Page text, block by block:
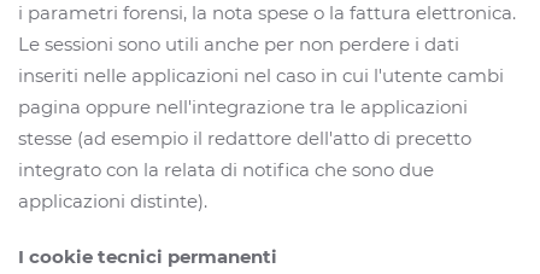
i parametri forensi, la nota spese o la fattura elettronica.
Le sessioni sono utili anche per non perdere i dati
inseriti nelle applicazioni nel caso in cui l'utente cambi
pagina oppure nell'integrazione tra le applicazioni
stesse (ad esempio il redattore dell'atto di precetto
integrato con la relata di notifica che sono due
applicazioni distinte).
I cookie tecnici permanenti